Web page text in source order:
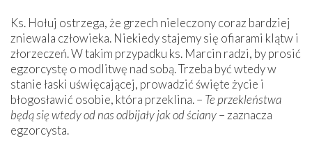
Ks. Hołuj ostrzega, że grzech nieleczony coraz bardziej
zniewala człowieka. Niekiedy stajemy się ofiarami klątw i
złorzeczeń. W takim przypadku ks. Marcin radzi, by prosić
egzorcystę o modlitwę nad sobą. Trzeba być wtedy w
stanie łaski uświęcającej, prowadzić święte życie i
błogosławić osobie, która przeklina. – Te przekleństwa
będą się wtedy od nas odbijały jak od ściany– zaznacza
egzorcysta.